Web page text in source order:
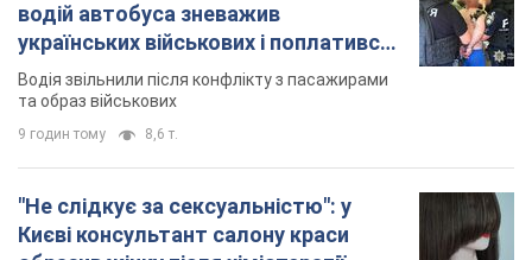
водій автобуса зневажив
українських військових і поплатився.
Відео
Водія звільнили після конфлікту з пасажирами
та образ військових
9 годин тому 8,6 т.
"Не слідкує за сексуальністю": у
Києві консультант салону краси